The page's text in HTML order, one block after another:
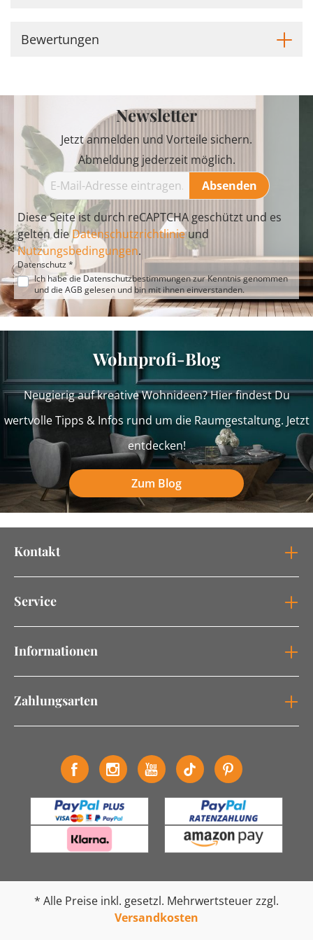
Bewertungen
Newsletter
Jetzt anmelden und Vorteile sichern.
Abmeldung jederzeit möglich.
Absenden
Diese Seite ist durch reCAPTCHA geschützt und es
gelten dieDatenschutzrichtlinieund
Nutzungsbedingungen.
Datenschutz *
Ich habe die Datenschutzbestimmungenzur Kenntnis genommen
und die AGB gelesen und bin mit ihnen einverstanden.
Wohnprofi-Blog
Neugierig auf kreative Wohnideen? Hier findest Du
wertvolle Tipps & Infos rund um die Raumgestaltung. Jetzt
entdecken!
Zum Blog
Kontakt
Service
Informationen
Zahlungsarten
* Alle Preise inkl. gesetzl. Mehrwertsteuer zzgl.
Versandkosten